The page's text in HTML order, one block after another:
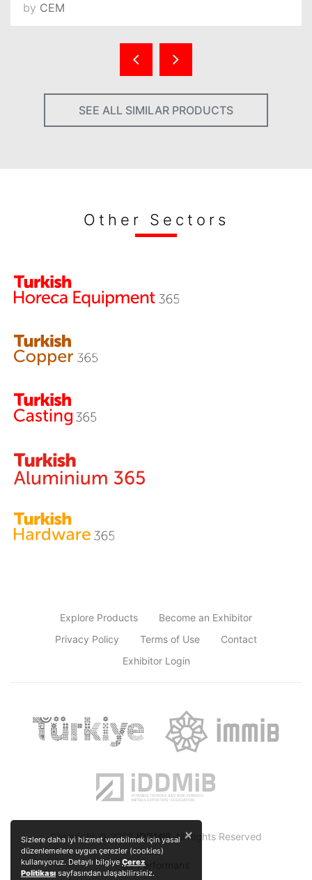
by CEM
SEE ALL SIMILAR PRODUCTS
Other Sectors
Explore Products
Become an Exhibitor
Privacy Policy
Terms of Use
Contact
Exhibitor Login
Copyright © 2026IDDMIBAll Rights Reserved
byPerformans
×
Sizlere daha iyi hizmet verebilmek için yasal
düzenlemelere uygun çerezler (cookies)
kullanıyoruz. Detaylı bilgiye Çerez
Politikası sayfasından ulaşabilirsiniz.